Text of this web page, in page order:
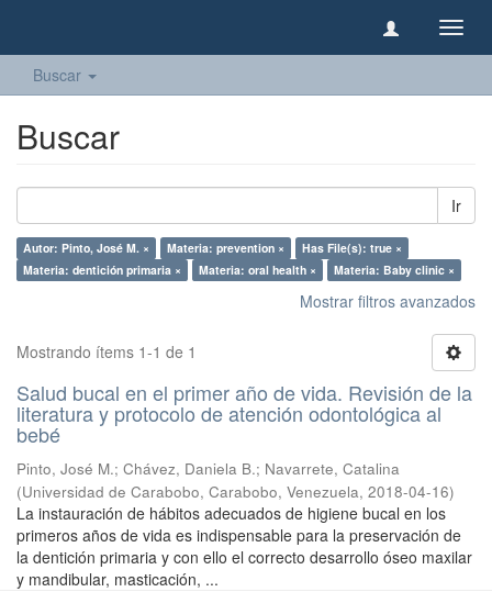
Buscar
Buscar
Ir
Autor: Pinto, José M. × Materia: prevention ×
Has File(s): true ×
Materia: dentición primaria ×
Materia: oral health × Materia: Baby clinic ×
Mostrar filtros avanzados
Mostrando ítems 1-1 de 1
Salud bucal en el primer año de vida. Revisión de la
literatura y protocolo de atención odontológica al
bebé
Pinto, José M.; Chávez, Daniela B.; Navarrete, Catalina
(Universidad de Carabobo, Carabobo, Venezuela, 2018-04-16)
La instauración de hábitos adecuados de higiene bucal en los
primeros años de vida es indispensable para la preservación de
la dentición primaria y con ello el correcto desarrollo óseo maxilar
y mandibular, masticación, ...